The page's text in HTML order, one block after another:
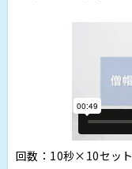
回数：10秒×10セット